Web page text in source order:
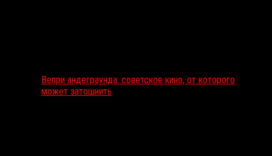
Вепри андеграунда: советское кино, от которого
может затошнить